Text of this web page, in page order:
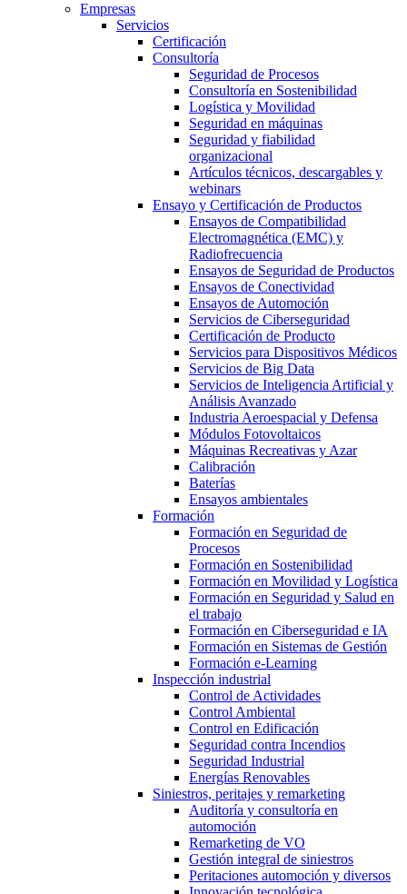
Empresas
Servicios
Certificación
Consultoría
Seguridad de Procesos
Consultoría en Sostenibilidad
Logística y Movilidad
Seguridad en máquinas
Seguridad y fiabilidad
organizacional
Artículos técnicos, descargables y
webinars
Ensayo y Certificación de Productos
Ensayos de Compatibilidad
Electromagnética (EMC) y
Radiofrecuencia
Ensayos de Seguridad de Productos
Ensayos de Conectividad
Ensayos de Automoción
Servicios de Ciberseguridad
Certificación de Producto
Servicios para Dispositivos Médicos
Servicios de Big Data
Servicios de Inteligencia Artificial y
Análisis Avanzado
Industria Aeroespacial y Defensa
Módulos Fotovoltaicos
Máquinas Recreativas y Azar
Calibración
Baterías
Ensayos ambientales
Formación
Formación en Seguridad de
Procesos
Formación en Sostenibilidad
Formación en Movilidad y Logística
Formación en Seguridad y Salud en
el trabajo
Formación en Ciberseguridad e IA
Formación en Sistemas de Gestión
Formación e-Learning
Inspección industrial
Control de Actividades
Control Ambiental
Control en Edificación
Seguridad contra Incendios
Seguridad Industrial
Energías Renovables
Siniestros, peritajes y remarketing
Auditoría y consultoría en
automoción
Remarketing de VO
Gestión integral de siniestros
Peritaciones automoción y diversos